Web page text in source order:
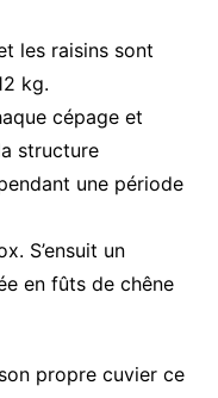
les raisins sont
kg.
cépage et
structure
une période
S’ensuit un
en fûts de chêne
propre cuvier ce